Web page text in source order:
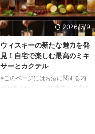
2026/7/9
ウィスキーの新たな魅力を発
見！自宅で楽しむ最高のミキ
サーとカクテル
※このページにはお酒に関する内
容が含まれます。20歳未満の方の